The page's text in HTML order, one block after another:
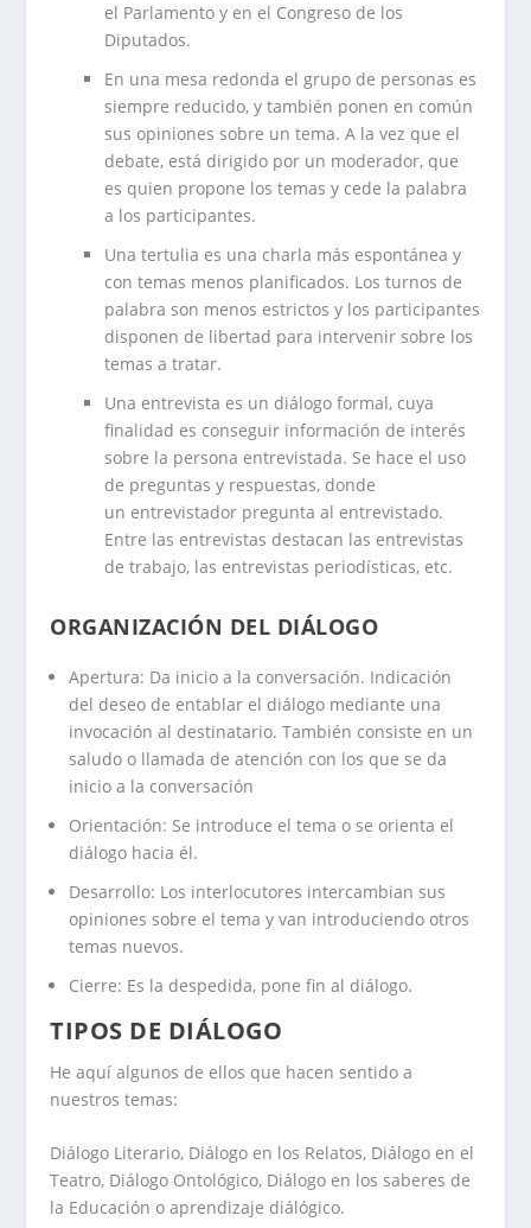
el Parlamento y en el Congreso de los
Diputados.
En una mesa redonda el grupo de personas es
siempre reducido, y también ponen en común
sus opiniones sobre un tema. A la vez que el
debate, está dirigido por un moderador, que
es quien propone los temas y cede la palabra
a los participantes.
Una tertulia es una charla más espontánea y
con temas menos planificados. Los turnos de
palabra son menos estrictos y los participantes
disponen de libertad para intervenir sobre los
temas a tratar.
Una entrevista es un diálogo formal, cuya
finalidad es conseguir información de interés
sobre la persona entrevistada. Se hace el uso
de preguntas y respuestas, donde
un entrevistador pregunta al entrevistado.
Entre las entrevistas destacan las entrevistas
de trabajo, las entrevistas periodísticas, etc.
ORGANIZACIÓN DEL DIÁLOGO
Apertura: Da inicio a la conversación. Indicación
del deseo de entablar el diálogo mediante una
invocación al destinatario. También consiste en un
saludo o llamada de atención con los que se da
inicio a la conversación
Orientación: Se introduce el tema o se orienta el
diálogo hacia él.
Desarrollo: Los interlocutores intercambian sus
opiniones sobre el tema y van introduciendo otros
temas nuevos.
Cierre: Es la despedida, pone fin al diálogo.
TIPOS DE DIÁLOGO
He aquí algunos de ellos que hacen sentido a
nuestros temas:
Diálogo Literario, Diálogo en los Relatos, Diálogo en el
Teatro, Diálogo Ontológico, Diálogo en los saberes de
la Educación o aprendizaje diálógico.